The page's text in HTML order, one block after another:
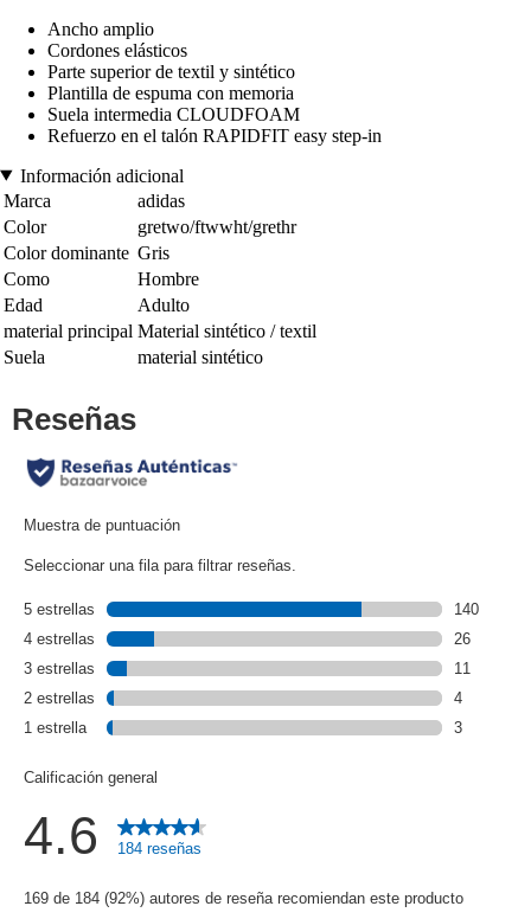
Ancho amplio
Cordones elásticos
Parte superior de textil y sintético
Plantilla de espuma con memoria
Suela intermedia CLOUDFOAM
Refuerzo en el talón RAPIDFIT easy step-in
Información adicional
Marca
adidas
Color
gretwo/ftwwht/grethr
Color dominante Gris
Como
Hombre
Edad
Adulto
material principal Material sintético / textil
Suela
material sintético